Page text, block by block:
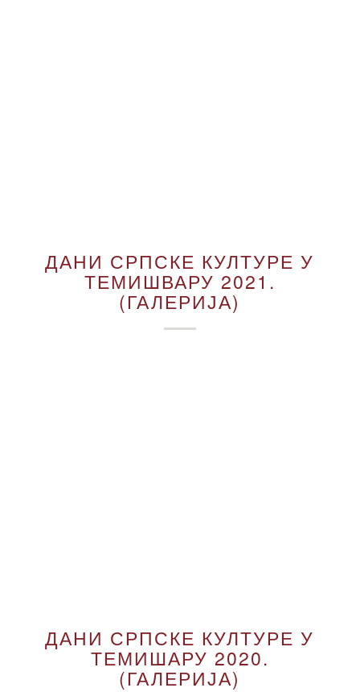
ДАНИ СРПСКЕ КУЛТУРЕ У
ТЕМИШВАРУ 2021.
(ГАЛЕРИЈА)
ДАНИ СРПСКЕ КУЛТУРЕ У
ТЕМИШАРУ 2020.
(ГАЛЕРИЈА)